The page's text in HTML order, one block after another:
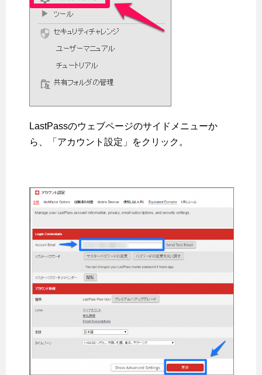
LastPassのウェブページのサイドメニューか
ら、「アカウント設定」をクリック。